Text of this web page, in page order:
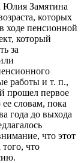
Юлия Замятина
которых
ходе пенсионной
который
за
работы и т. п.,
прошел первое
словам, пока
года до выхода
что этот
что